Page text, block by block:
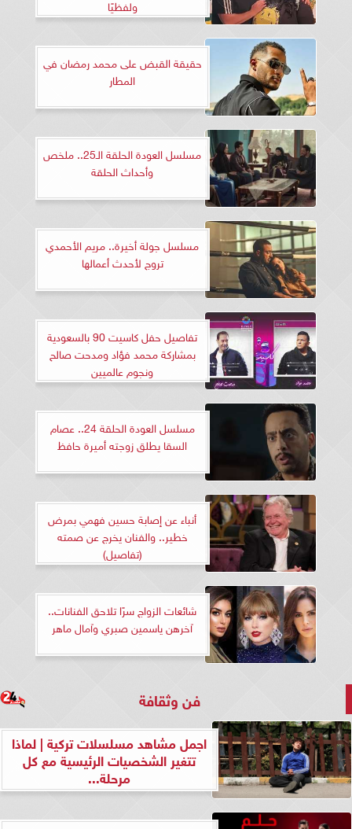
ولفظيًا
حقيقة القبض على محمد رمضان في
المطار
مسلسل العودة الحلقة الـ25.. ملخص
وأحداث الحلقة
مسلسل جولة أخيرة.. مريم الأحمدي
تروج لأحدث أعمالها
تفاصيل حفل كاسيت 90 بالسعودية
بمشاركة محمد فؤاد ومدحت صالح
ونجوم عالميين
مسلسل العودة الحلقة 24.. عصام
السقا يطلق زوجته أميرة حافظ
أنباء عن إصابة حسين فهمي بمرض
خطير.. والفنان يخرج عن صمته
(تفاصيل)
شائعات الزواج سرًا تلاحق الفنانات..
آخرهن ياسمين صبري وآمال ماهر
فن وثقافة
اجمل مشاهد مسلسلات تركية | لماذا
تتغير الشخصيات الرئيسية مع كل
مرحلة...